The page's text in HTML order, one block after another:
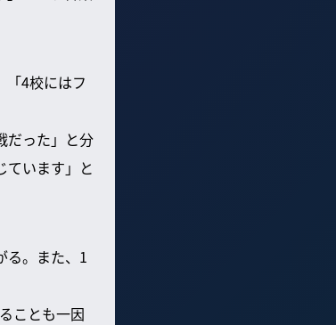
「4校にはフ
だった」と分
ています」と
る。また、1
ことも一因